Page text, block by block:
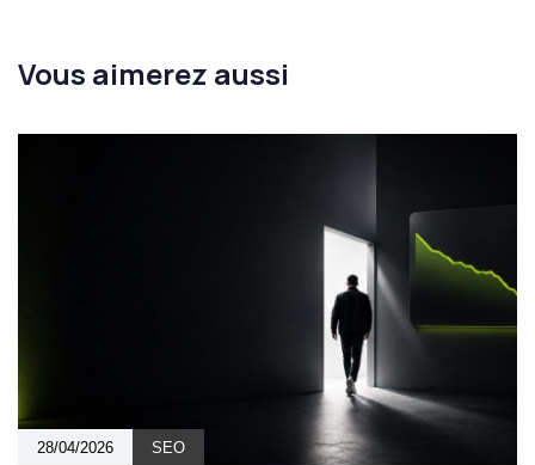
Vous aimerez aussi
28/04/2026 SEO